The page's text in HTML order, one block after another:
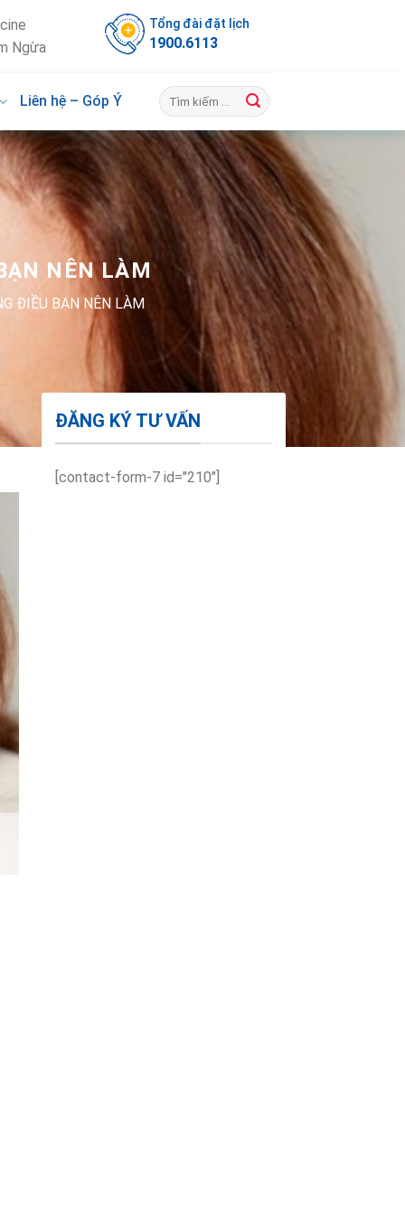
Ngừa
Tổng đài đặt lịch
1900.6113
Liên hệ – Góp Ý
NÊN LÀM
ĐIỀU BẠN NÊN LÀM
ĐĂNG KÝ TƯ VẤN
[contact-form-7 id="210"]